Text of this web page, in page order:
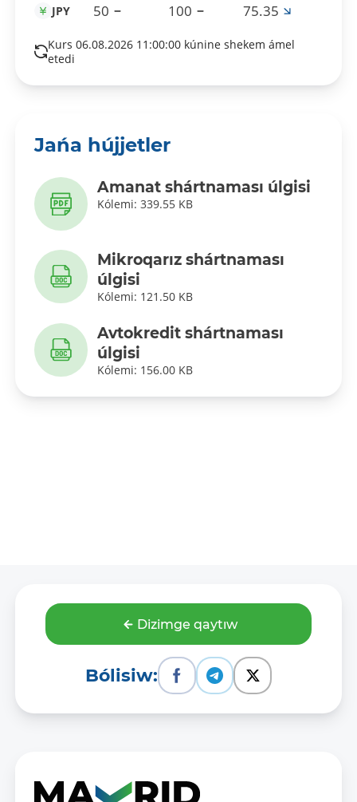
JPY 50 100 75.35
Kurs 06.08.2026 11:00:00 kúnine shekem ámel
etedi
Jańa hújjetler
Amanat shártnaması úlgisi
Kólemi: 339.55 KB
Mikroqarız shártnaması
úlgisi
Kólemi: 121.50 KB
Avtokredit shártnaması
úlgisi
Kólemi: 156.00 KB
Dizimge qaytıw
Bólisiw: